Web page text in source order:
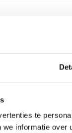
te
informatie
OM